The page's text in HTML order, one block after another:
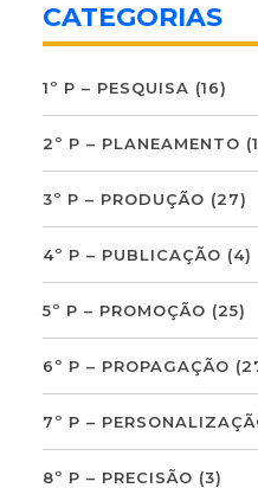
CATEGORIAS
1º P – PESQUISA (16)
2º P – PLANEAMENTO
3º P – PRODUÇÃO (27)
4º P – PUBLICAÇÃO (4)
5º P – PROMOÇÃO (25)
6º P – PROPAGAÇÃO
7º P –
8º P – PRECISÃO (3)